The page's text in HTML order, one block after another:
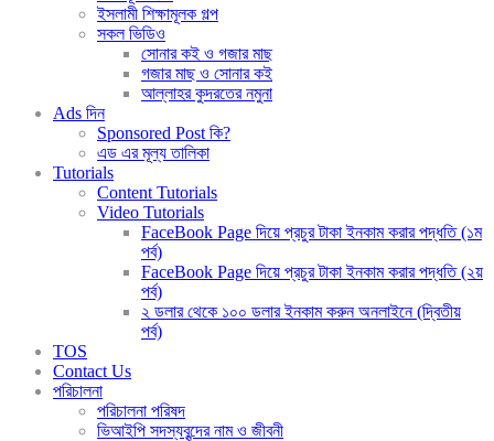
ইসলামী শিক্ষামূলক গল্প
সকল ভিডিও
সোনার কই ও গজার মাছ
গজার মাছ ও সোনার কই
আল্লাহর কুদরতের নমুনা
Ads দিন
Sponsored Post কি?
এড এর মূল্য তালিকা
Tutorials
Content Tutorials
Video Tutorials
FaceBook Page দিয়ে প্রচুর টাকা ইনকাম করার পদ্ধতি (১ম
পর্ব)
FaceBook Page দিয়ে প্রচুর টাকা ইনকাম করার পদ্ধতি (২য়
পর্ব)
২ ডলার থেকে ১০০ ডলার ইনকাম করুন অনলাইনে (দ্বিতীয়
পর্ব)
TOS
Contact Us
পরিচালনা
পরিচালনা পরিষদ
ভিআইপি সদস্যবৃন্দের নাম ও জীবনী